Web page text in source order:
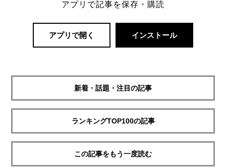
アプリで記事を保存・購読
アプリで開く インストール
新着・話題・注目の記事
ランキングTOP100の記事
この記事をもう一度読む